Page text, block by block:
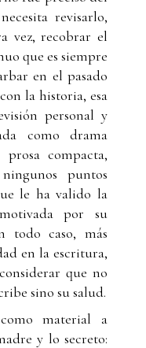
revisarlo,
vez, recobrar el
que es siempre
en el pasado
la historia, esa
personal y
como drama
compacta,
puntos
le ha valido la
por su
todo caso, más
en la escritura,
que no
sino su salud.
material a
y lo secreto: